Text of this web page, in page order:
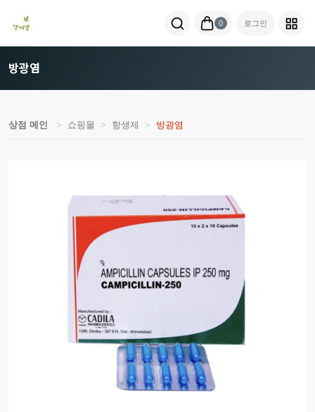
0 로그인
방광염
상점 메인 쇼핑몰 항생제 방광염